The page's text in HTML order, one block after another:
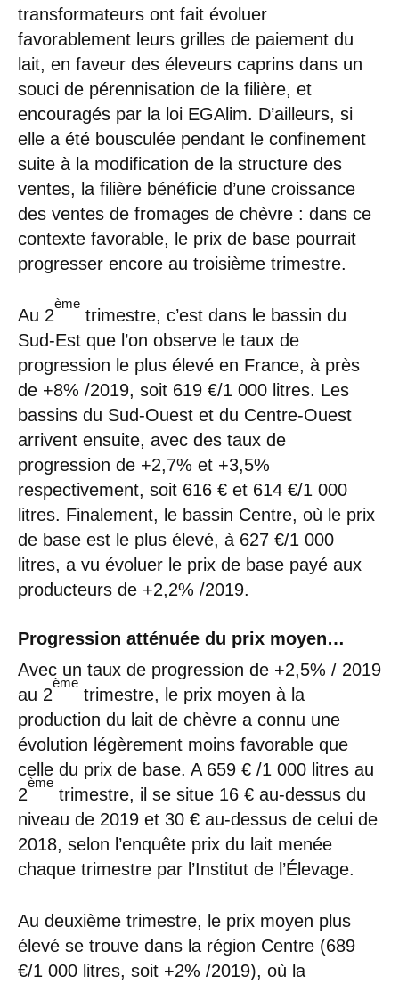
transformateurs ont fait évoluer
favorablement leurs grilles de paiement du
lait, en faveur des éleveurs caprins dans un
souci de pérennisation de la filière, et
encouragés par la loi EGAlim. D’ailleurs, si
elle a été bousculée pendant le confinement
suite à la modification de la structure des
ventes, la filière bénéficie d’une croissance
des ventes de fromages de chèvre : dans ce
contexte favorable, le prix de base pourrait
progresser encore au troisième trimestre.
Au 2
ème
trimestre, c’est dans le bassin du
Sud-Est que l’on observe le taux de
progression le plus élevé en France, à près
de +8% /2019, soit 619 €/1 000 litres. Les
bassins du Sud-Ouest et du Centre-Ouest
arrivent ensuite, avec des taux de
progression de +2,7% et +3,5%
respectivement, soit 616 € et 614 €/1 000
litres. Finalement, le bassin Centre, où le prix
de base est le plus élevé, à 627 €/1 000
litres, a vu évoluer le prix de base payé aux
producteurs de +2,2% /2019.
Progression atténuée du prix moyen…
Avec un taux de progression de +2,5% / 2019
au 2
ème
trimestre, le prix moyen à la
production du lait de chèvre a connu une
évolution légèrement moins favorable que
celle du prix de base. A 659 € /1 000 litres au
2
ème
trimestre, il se situe 16 € au-dessus du
niveau de 2019 et 30 € au-dessus de celui de
2018, selon l’enquête prix du lait menée
chaque trimestre par l’Institut de l’Élevage.
Au deuxième trimestre, le prix moyen plus
élevé se trouve dans la région Centre (689
€/1 000 litres, soit +2% /2019), où la